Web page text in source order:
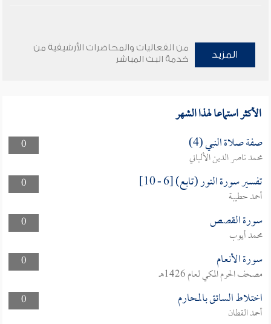
المزيد
من الفعاليات والمحاضرات الأرشيفية من
خدمة البث المباشر
الأكثر استماعا لهذا الشهر
0 صفة صلاة النبي (4)
محمد ناصر الدين الألباني
0
تفسير سورة النور (تابع) [6 - 10]
أحمد حطيبة
0
سورة القصص
محمد أيوب
0
سورة الأنعام
مصحف الحرم المكي لعام 1426هـ
0
اختلاط السائق بالمحارم
أحمد القطان